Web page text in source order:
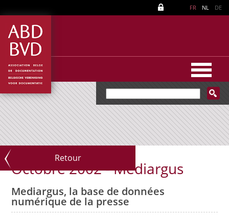
FR NL DE
Retour
Octobre 2002 - Mediargus
Mediargus, la base de données
numérique de la presse